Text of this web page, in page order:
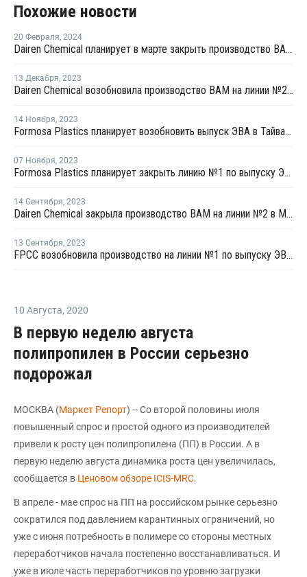
Похожие новости
20 Февраля, 2024
Dairen Chemical планирует в марте закрыть производство ВАМ в Майлиао
13 Декабря, 2023
Dairen Chemical возобновила производство ВАМ на линии №2 в Майлиао
14 Ноября, 2023
Formosa Plastics планирует возобновить выпуск ЭВА в Тайване после ремонта
07 Ноября, 2023
Formosa Plastics планирует закрыть линию №1 по выпуску ЭВА в Тайване на ремонт
14 Сентября, 2023
Dairen Chemical закрыла производство ВАМ на линии №2 в Майлиао
13 Сентября, 2023
FPCC возобновила производство на линии №1 по выпуску ЭВА в Майлиао
10 Августа, 2020
В первую неделю августа
полипропилен в России серьезно
подорожал
МОСКВА (Маркет Репорт) -- Со второй половины июля
повышенный спрос и простой одного из производителей
привели к росту цен полипропилена (ПП) в России. А в
первую неделю августа динамика роста цен увеличилась,
сообщается в Ценовом обзоре ICIS-MRC.
В апреле - мае спрос на ПП на российском рынке серьезно
сократился под давлением карантинных ограничений, но
уже с июня потребность в полимере со стороны местных
переработчиков начала постепенно восстанавливаться. И
уже в июле часть переработчиков по уровню загрузки